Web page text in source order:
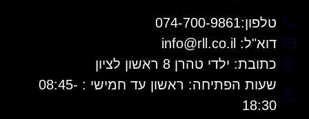
טלפון:074-700-9861
דוא"ל: info@rll.co.il
כתובת: ילדי טהרן 8 ראשון לציון
שעות הפתיחה: ראשון עד חמישי : 08:45-
18:30